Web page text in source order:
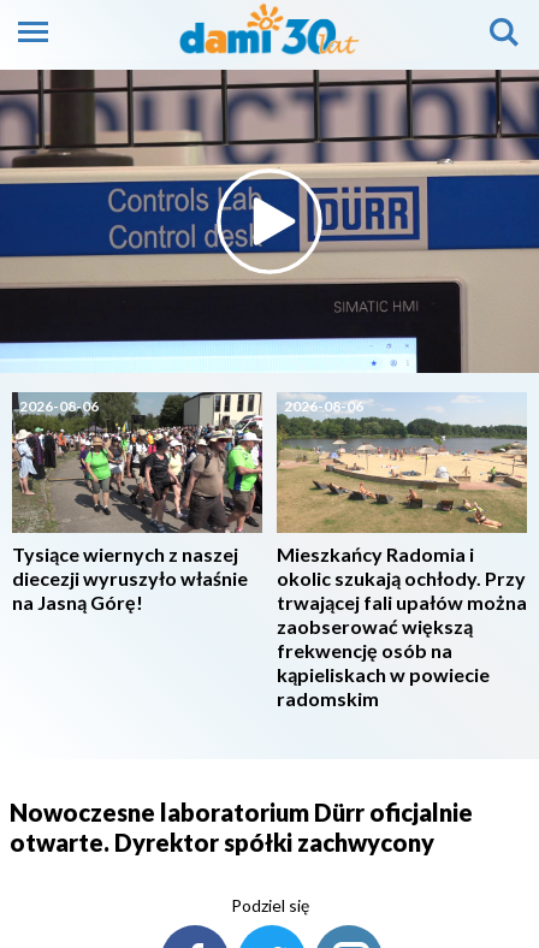
2026-08-06
Tysiące wiernych z naszej
diecezji wyruszyło właśnie
na Jasną Górę!
2026-08-06
Mieszkańcy Radomia i
okolic szukają ochłody. Przy
trwającej fali upałów można
zaobserować większą
frekwencję osób na
kąpieliskach w powiecie
radomskim
Nowoczesne laboratorium Dürr oficjalnie
otwarte. Dyrektor spółki zachwycony
Podziel się